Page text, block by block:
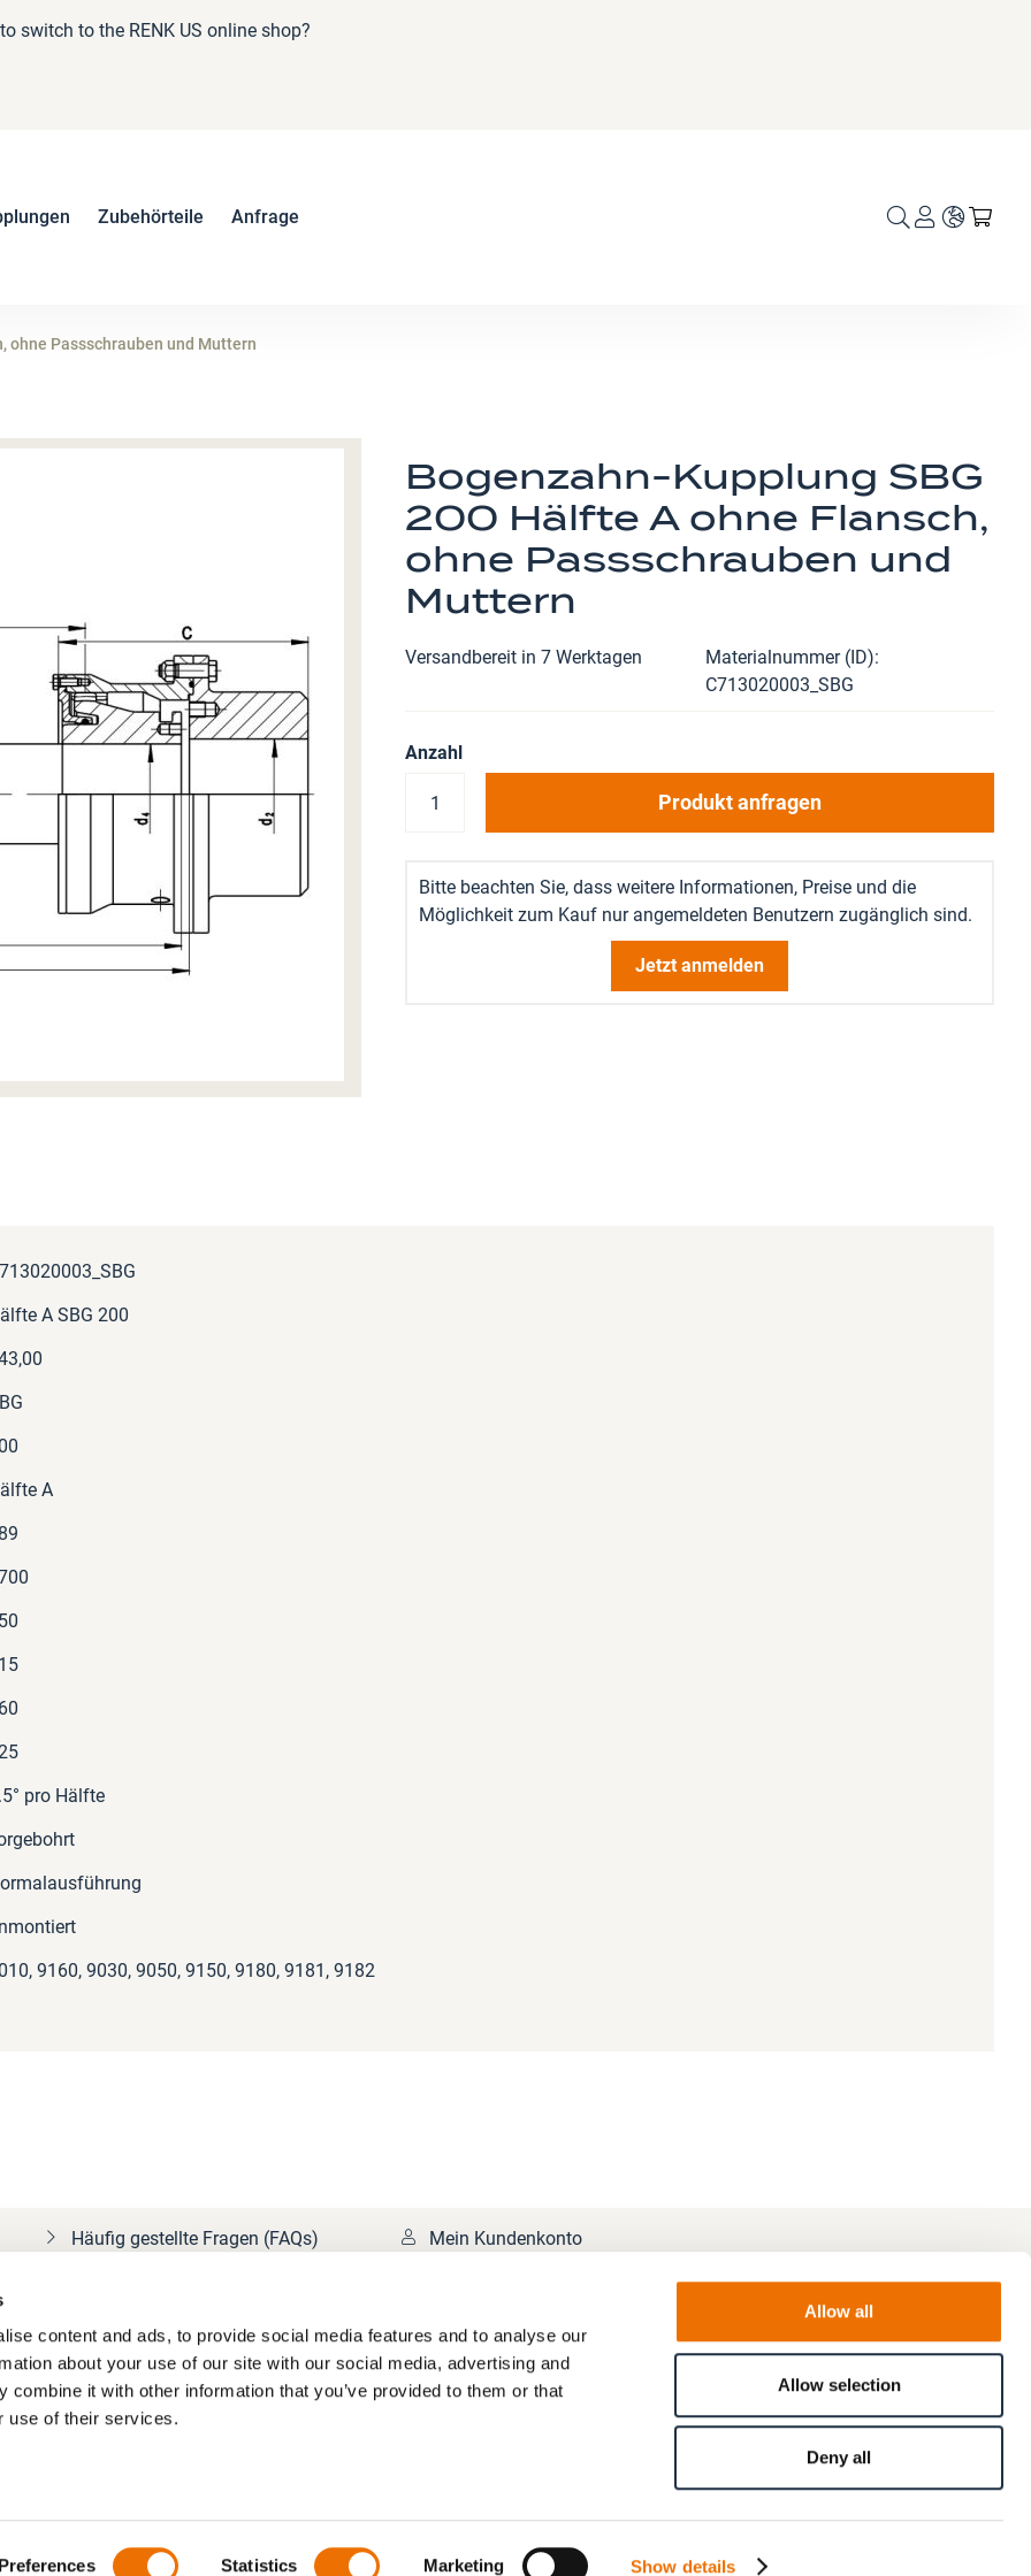
content and ads, to provide social media features and to analyse our
about your use of our site with our social media, advertising and
combine it with other information that you’ve provided to them or that
use of their services.
Preferences Statistics Marketing Show details
Allow all
Allow selection
Deny all
switch to the RENK US online shop?
Zubehörteile Anfrage Sprache
ohne Passschrauben und Muttern
Bogenzahn-Kupplung SBG
200 Hälfte A ohne Flansch,
ohne Passschrauben und
Muttern
Versandbereit in 7 Werktagen
Materialnummer (ID)
C713020003_SBG
Anzahl
Produkt anfragen
Bitte beachten Sie, dass weitere Informationen, Preise und die
Möglichkeit zum Kauf nur angemeldeten Benutzern zugänglich sind.
Jetzt anmelden
A SBG 200
A
pro Hälfte
9160, 9030, 9050, 9150, 9180, 9181, 9182
Häufig gestellte Fragen (FAQs) Mein Kundenkonto